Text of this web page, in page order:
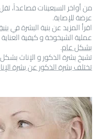
من أواخر السبعينات فصاعداً،
عرضة للإصابة.
اقرأ المزيد عن بنية البشرة في
عملية الشيخوخة و كيفية العناية
بشكل عام.
تشيخ بشرة الذكور و الإناث
تختلف بشرة الذكور عن بشرة